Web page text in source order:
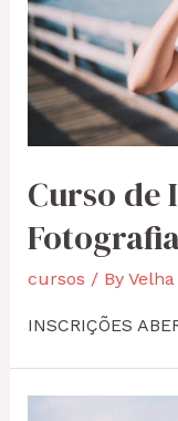
Curso de
cursos / By
INSCRIÇÕES